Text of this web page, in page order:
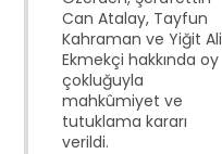
Can Atalay, Tayfun
Kahraman ve Yiğit Ali
Ekmekçi hakkında oy
çokluğuyla
mahkûmiyet ve
tutuklama kararı
verildi.